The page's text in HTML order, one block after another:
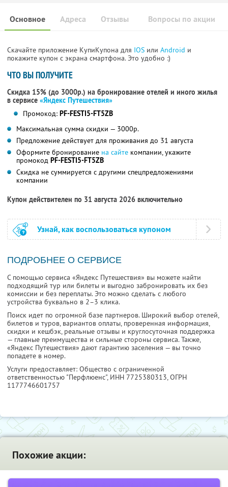
Основное Отзывы Вопросы по акции
Адреса
Скачайте приложение КупиКупона для IOS или Android и
покажите купон с экрана смартфона. Это удобно :)
ЧТО ВЫ ПОЛУЧИТЕ
Скидка 15% (до 3000р.) на бронирование отелей и иного жилья
в сервисе «Яндекс Путешествия»
Промокод: PF-FESTI5-FT5ZB
Максимальная сумма скидки — 3000р.
Предложение действует для проживания до 31 августа
Оформите бронирование на сайте компании, укажите
промокод PF-FESTI5-FT5ZB
Скидка не суммируется с другими спецпредложениями
компании
Купон действителен по 31 августа 2026 включительно
Узнай, как воспользоваться купоном
ПОДРОБНЕЕ О СЕРВИСЕ
С помощью сервиса «Яндекс Путешествия» вы можете найти
подходящий тур или билеты и выгодно забронировать их без
комиссии и без переплаты. Это можно сделать с любого
устройства буквально в 2–3 клика.
Поиск идет по огромной базе партнеров. Широкий выбор отелей,
билетов и туров, вариантов оплаты, проверенная информация,
скидки и кешбэк, реальные отзывы и круглосуточная поддержка
— главные преимущества и сильные стороны сервиса. Также,
«Яндекс Путешествия» дают гарантию заселения — вы точно
попадете в номер.
Услуги предоставляет: Общество с ограниченной
ответственностью "Перфлюенс", ИНН 7725380313, ОГРН
1177746601757
Похожие акции: